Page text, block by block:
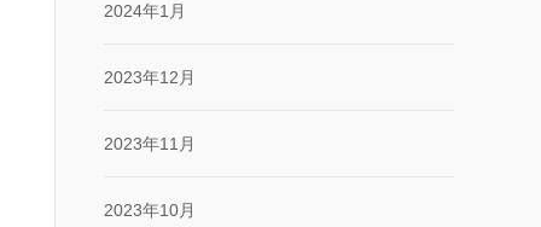
2024年1月
2023年12月
2023年11月
2023年10月